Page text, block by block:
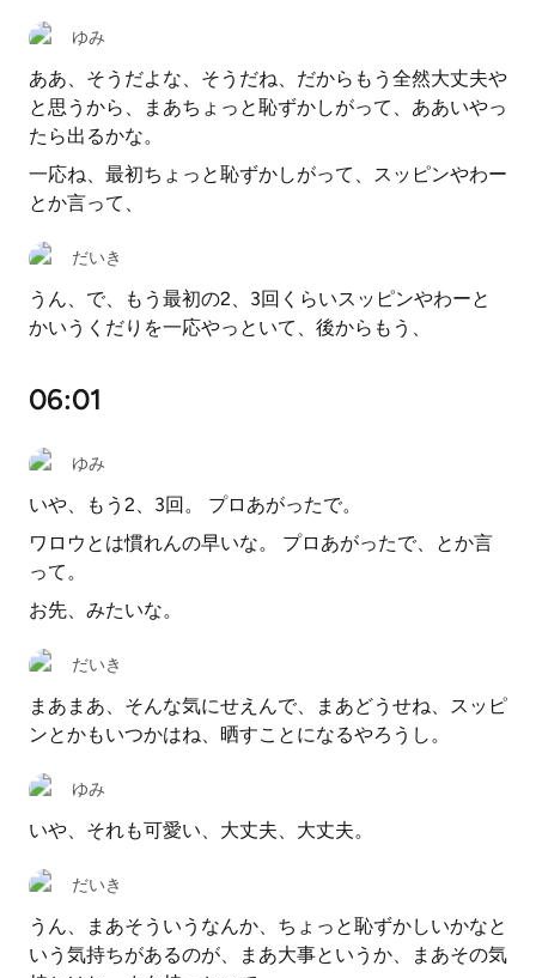
ゆみ
ああ、そうだよな、そうだね、だからもう全然大丈夫や
と思うから、まあちょっと恥ずかしがって、ああいやっ
たら出るかな。
一応ね、最初ちょっと恥ずかしがって、スッピンやわー
とか言って、
だいき
うん、で、もう最初の2、3回くらいスッピンやわーと
かいうくだりを一応やっといて、後からもう、
06:01
ゆみ
いや、もう2、3回。 プロあがったで。
ワロウとは慣れんの早いな。 プロあがったで、とか言
って。
お先、みたいな。
だいき
まあまあ、そんな気にせえんで、まあどうせね、スッピ
ンとかもいつかはね、晒すことになるやろうし。
ゆみ
いや、それも可愛い、大丈夫、大丈夫。
だいき
うん、まあそういうなんか、ちょっと恥ずかしいかなと
いう気持ちがあるのが、まあ大事というか、まあその気